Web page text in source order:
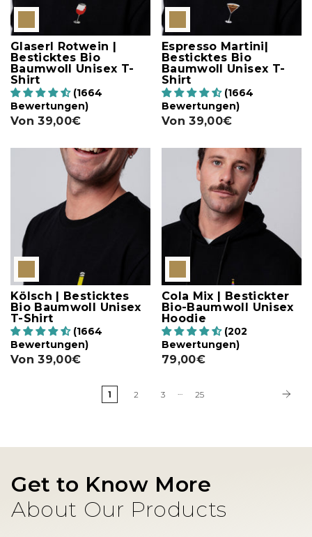
Glaserl Rotwein |
Besticktes Bio
Baumwoll Unisex T-
Shirt
(1664
Bewertungen)
Von 39,00€
Espresso Martini|
Besticktes Bio
Baumwoll Unisex T-
Shirt
(1664
Bewertungen)
Von 39,00€
Kölsch | Besticktes
Bio Baumwoll Unisex
T-Shirt
(1664
Bewertungen)
Von 39,00€
Cola Mix | Bestickter
Bio-Baumwoll Unisex
Hoodie
(202
Bewertungen)
79,00€
1 2 3 25
Get to Know More
About Our Products